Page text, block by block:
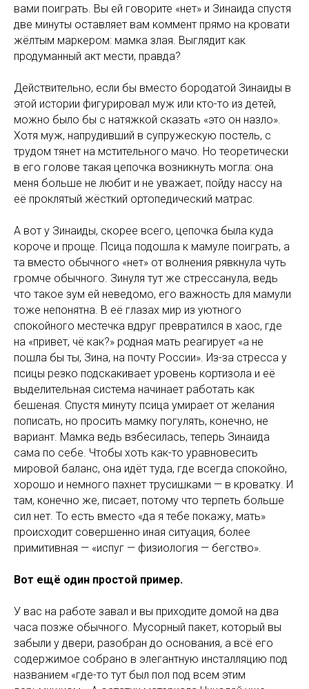
вами поиграть. Вы ей говорите «нет» и Зинаида спустя
две минуты оставляет вам коммент прямо на кровати
жёлтым маркером: мамка злая. Выглядит как
продуманный акт мести, правда?
Действительно, если бы вместо бородатой Зинаиды в
этой истории фигурировал муж или кто-то из детей,
можно было бы с натяжкой сказать «это он назло».
Хотя муж, напрудивший в супружескую постель, с
трудом тянет на мстительного мачо. Но теоретически
в его голове такая цепочка возникнуть могла: она
меня больше не любит и не уважает, пойду нассу на
её проклятый жёсткий ортопедический матрас.
А вот у Зинаиды, скорее всего, цепочка была куда
короче и проще. Псица подошла к мамуле поиграть, а
та вместо обычного «нет» от волнения рявкнула чуть
громче обычного. Зинуля тут же стрессанула, ведь
что такое зум ей неведомо, его важность для мамули
тоже непонятна. В её глазах мир из уютного
спокойного местечка вдруг превратился в хаос, где
на «привет, чё как?» родная мать реагирует «а не
пошла бы ты, Зина, на почту России». Из-за стресса у
псицы резко подскакивает уровень кортизола и её
выделительная система начинает работать как
бешеная. Спустя минуту псица умирает от желания
пописать, но просить мамку погулять, конечно, не
вариант. Мамка ведь взбесилась, теперь Зинаида
сама по себе. Чтобы хоть как-то уравновесить
мировой баланс, она идёт туда, где всегда спокойно,
хорошо и немного пахнет трусишками — в кроватку. И
там, конечно же, писает, потому что терпеть больше
сил нет. То есть вместо «да я тебе покажу, мать»
происходит совершенно иная ситуация, более
примитивная — «испуг — физиология — бегство».
Вот ещё один простой пример.
У вас на работе завал и вы приходите домой на два
часа позже обычного. Мусорный пакет, который вы
забыли у двери, разобран до основания, а всё его
содержимое собрано в элегантную инсталляцию под
названием «где-то тут был пол под всем этим